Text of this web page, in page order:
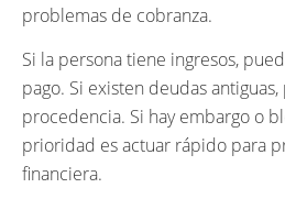
problemas de cobranza.
Si la persona tiene ingresos,
pago. Si existen deudas
procedencia. Si hay embargo o
prioridad es actuar rápido para
financiera.